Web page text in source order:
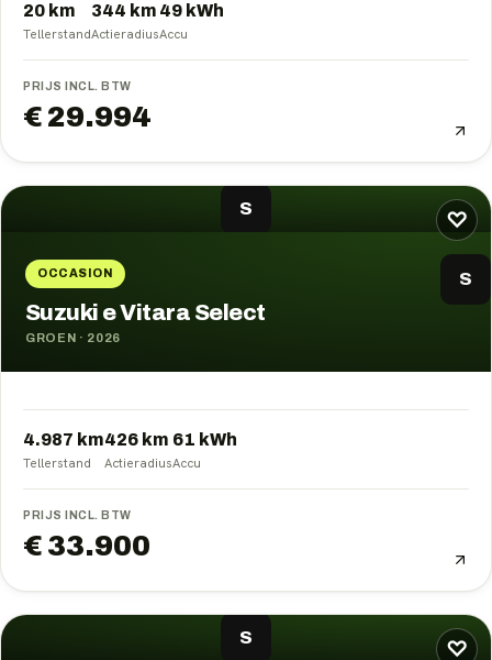
20 km
Tellerstand
344 km
Actieradius
49 kWh
Accu
PRIJS INCL. BTW
€ 29.994
♡
S
OCCASION S
Suzuki e Vitara Select
GROEN · 2026
4.987 km
Tellerstand
426 km
Actieradius
61 kWh
Accu
PRIJS INCL. BTW
€ 33.900
♡
S